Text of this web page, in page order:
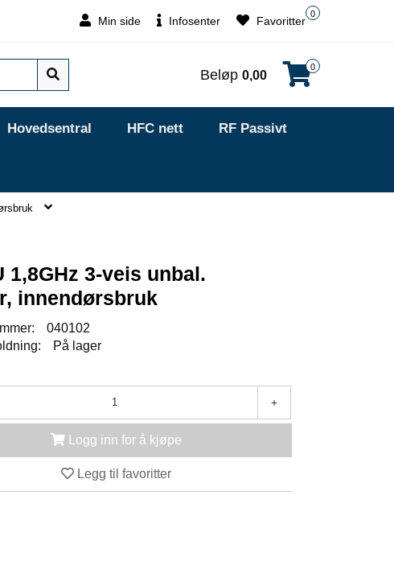
Min side Infosenter
0
Favoritter
Beløp 0,00
0
Hovedsentral HFC nett RF Passivt
1,8GHz 3-veis unbal.
innendørsbruk
040102
På lager
+
Logg inn for å kjøpe
Legg til favoritter